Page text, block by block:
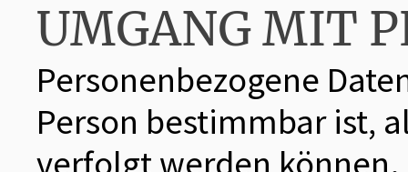
UMGANG MIT
Personenbezogene
Person bestimmbar ist,